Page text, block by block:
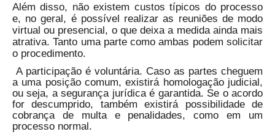
Além disso, não existem custos típicos do processo
e, no geral, é possível realizar as reuniões de modo
virtual ou presencial, o que deixa a medida ainda mais
atrativa. Tanto uma parte como ambas podem solicitar
o procedimento.
A participação é voluntária. Caso as partes cheguem
a uma posição comum, existirá homologação judicial,
ou seja, a segurança jurídica é garantida. Se o acordo
for descumprido, também existirá possibilidade de
cobrança de multa e penalidades, como em um
processo normal.